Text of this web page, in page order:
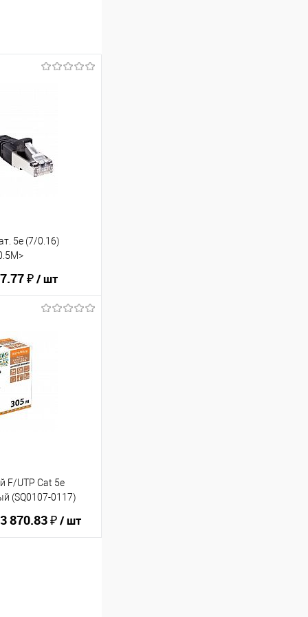
5e (7/0.16)
₽/ шт
В избранное
F/UTP Cat 5e
(SQ0107-0117)
870.83 ₽/ шт